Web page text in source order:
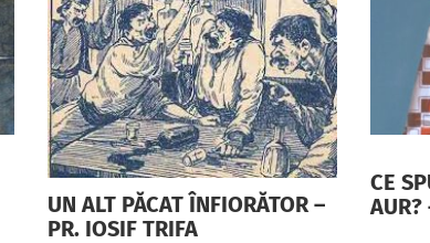
UN ALT PĂCAT ÎNFIORĂTOR –
PR. IOSIF TRIFA
CE
AUR?